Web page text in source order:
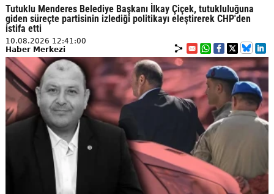
Tutuklu Menderes Belediye Başkanı İlkay Çiçek, tutukluluğuna
giden süreçte partisinin izlediği politikayı eleştirerek CHP'den
istifa etti
10.08.2026 12:41:00
Haber Merkezi